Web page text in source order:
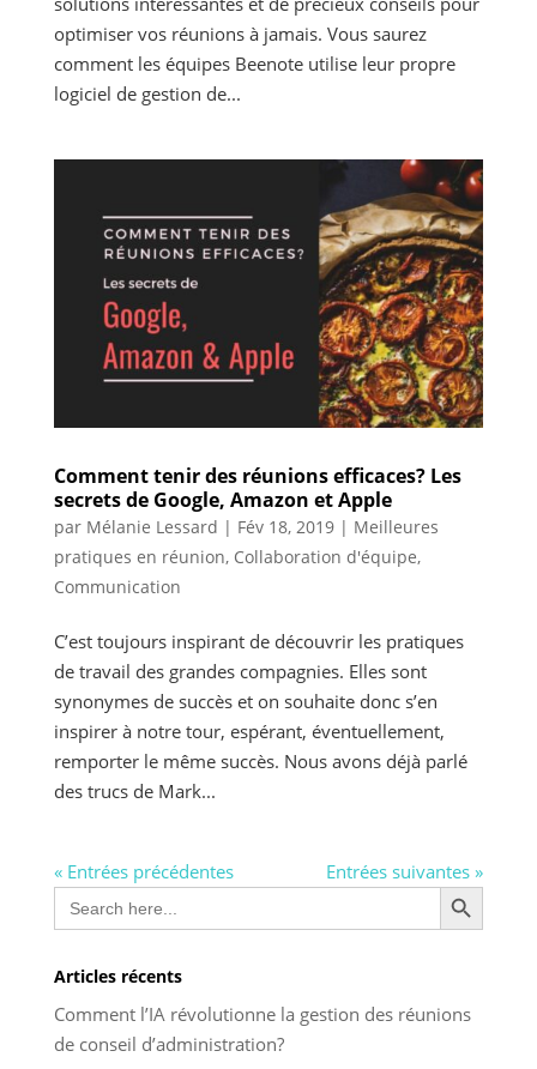
optimiser vos réunions à jamais. Vous saurez
comment les équipes Beenote utilise leur propre
logiciel de gestion de...
Comment tenir des réunions efficaces? Les
secrets de Google, Amazon et Apple
par Mélanie Lessard | Fév 18, 2019| Meilleures
pratiques en réunion, Collaboration d'équipe,
Communication
C’est toujours inspirant de découvrir les pratiques
de travail des grandes compagnies. Elles sont
synonymes de succès et on souhaite donc s’en
inspirer à notre tour, espérant, éventuellement,
remporter le même succès. Nous avons déjà parlé
des trucs de Mark...
« Entrées précédentes
Entrées suivantes »
Search
for:
Search Button
Articles récents
Comment l’IA révolutionne la gestion des réunions
de conseil d’administration?